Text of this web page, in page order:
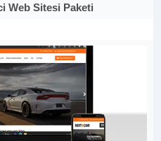
Web Sitesi Paketi